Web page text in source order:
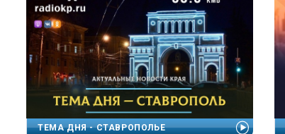
ТЕМА ДНЯ - СТАВРОПОЛЬЕ